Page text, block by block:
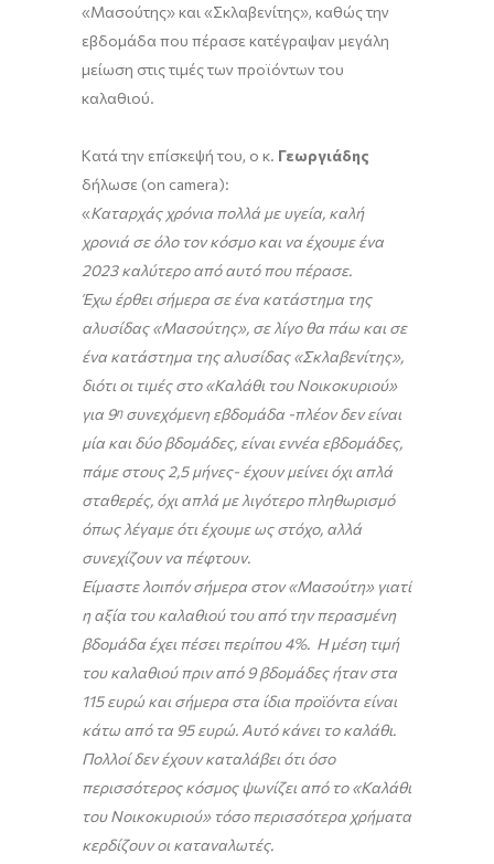
«Mασούτης» και «Σκλαβενίτης», καθώς την
εβδομάδα που πέρασε κατέγραψαν μεγάλη
μείωση στις τιμές των προϊόντων του
καλαθιού.
Κατά την επίσκεψή του, ο κ. Γεωργιάδης
δήλωσε (on camera):
«Καταρχάς χρόνια πολλά με υγεία, καλή
χρονιά σε όλο τον κόσμο και να έχουμε ένα
2023 καλύτερο από αυτό που πέρασε.
Έχω έρθει σήμερα σε ένα κατάστημα της
αλυσίδας «Μασούτης», σε λίγο θα πάω και σε
ένα κατάστημα της αλυσίδας «Σκλαβενίτης»,
διότι οι τιμές στο «Καλάθι του Νοικοκυριού»
για 9ησυνεχόμενη εβδομάδα -πλέον δεν είναι
μία και δύο βδομάδες, είναι εννέα εβδομάδες,
πάμε στους 2,5 μήνες- έχουν μείνει όχι απλά
σταθερές, όχι απλά με λιγότερο πληθωρισμό
όπως λέγαμε ότι έχουμε ως στόχο, αλλά
συνεχίζουν να πέφτουν.
Είμαστε λοιπόν σήμερα στον «Μασούτη» γιατί
η αξία του καλαθιού του από την περασμένη
βδομάδα έχει πέσει περίπου 4%. Η μέση τιμή
του καλαθιού πριν από 9 βδομάδες ήταν στα
115 ευρώ και σήμερα στα ίδια προϊόντα είναι
κάτω από τα 95 ευρώ. Αυτό κάνει το καλάθι.
Πολλοί δεν έχουν καταλάβει ότι όσο
περισσότερος κόσμος ψωνίζει από το «Καλάθι
του Νοικοκυριού» τόσο περισσότερα χρήματα
κερδίζουν οι καταναλωτές.